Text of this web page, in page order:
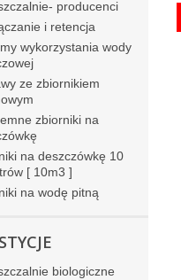
producenci
i retencja
wykorzystania wody
ze zbiornikiem
zbiorniki na
na deszczówkę 10
[ 10m3 ]
na wodę pitną
biologiczne